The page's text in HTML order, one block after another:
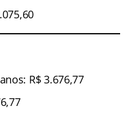
R$ 3.676,77